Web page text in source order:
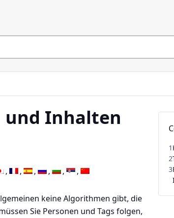
und Inhalten
keine Algorithmen gibt, die
Sie Personen und Tags folgen,
1
2
3